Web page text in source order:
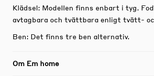
Klädsel: Modellen finns enbart i tyg.
avtagbara och tvättbara enligt tvätt-
Ben: Det finns tre ben alternativ.
Om Em home